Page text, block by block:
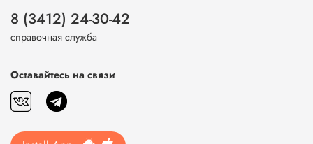
8 (3412) 24-30-42
справочная служба
Оставайтесь на связи